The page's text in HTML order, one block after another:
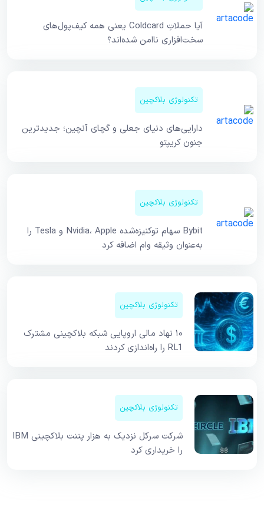
آیا حملاتِ Coldcard یعنی همه کیف‌پول‌های
سخت‌افزاری ناامن شده‌اند؟
تکنولوژی بلاکچین
دارایی‌های دنیای جعلی و گچای آنچین؛ جدیدترین
جنون کریپتو
تکنولوژی بلاکچین
Bybit سهام توکنیزه‌شده Nvidia، Apple و Tesla را
به‌عنوان وثیقه وام اضافه کرد
تکنولوژی بلاکچین
۱۰ نهاد مالی اروپایی شبکه بلاکچینی مشترک
RL1 را راه‌اندازی کردند
تکنولوژی بلاکچین
شرکت سرکل نزدیک به هزار پتنت بلاکچینی IBM
را خریداری کرد